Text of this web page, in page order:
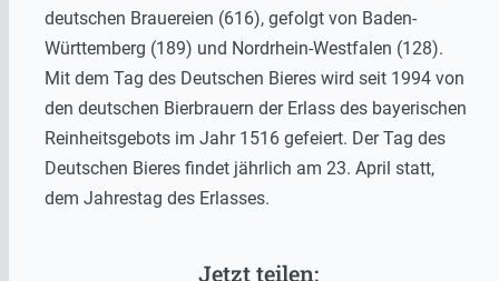
deutschen Brauereien (616), gefolgt von Baden-
Württemberg (189) und Nordrhein-Westfalen (128).
Mit dem Tag des Deutschen Bieres wird seit 1994 von
den deutschen Bierbrauern der Erlass des bayerischen
Reinheitsgebots im Jahr 1516 gefeiert. Der Tag des
Deutschen Bieres findet jährlich am 23. April statt,
dem Jahrestag des Erlasses.